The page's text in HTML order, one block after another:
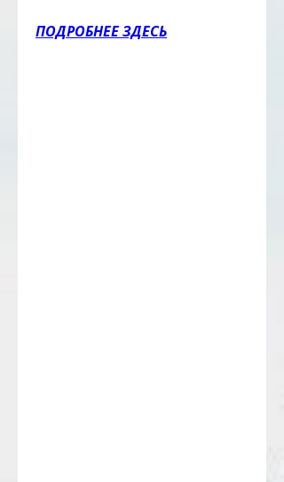
ПОДРОБНЕЕ ЗДЕСЬ